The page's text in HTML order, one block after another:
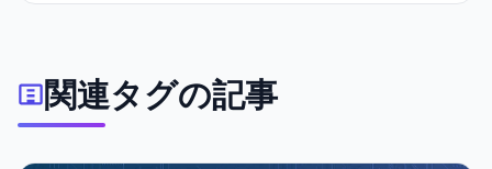
減、既存製造プロセス互換で量産化が可能。ウェアラブル・
関連タグの記事